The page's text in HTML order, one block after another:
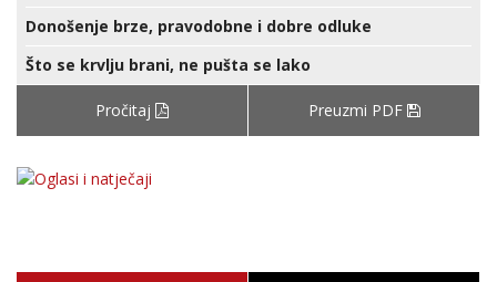
Donošenje brze, pravodobne i dobre odluke
Što se krvlju brani, ne pušta se lako
Pročitaj Preuzmi PDF